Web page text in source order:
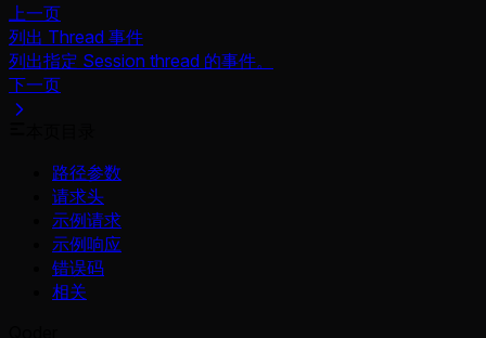
上一页
列出 Thread 事件
列出指定 Session thread 的事件。
下一页
路径参数
请求头
示例请求
示例响应
错误码
相关